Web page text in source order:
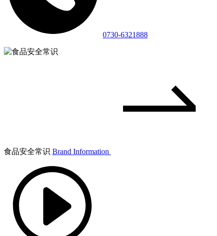
0730-6321888
食品安全常识 Brand Information